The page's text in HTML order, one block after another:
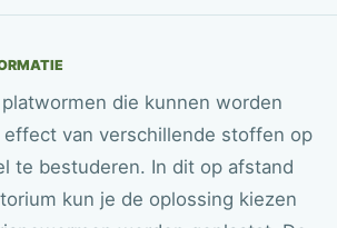
die kunnen worden
van verschillende stoffen op
te bestuderen. In dit op afstand
kun je de oplossing kiezen